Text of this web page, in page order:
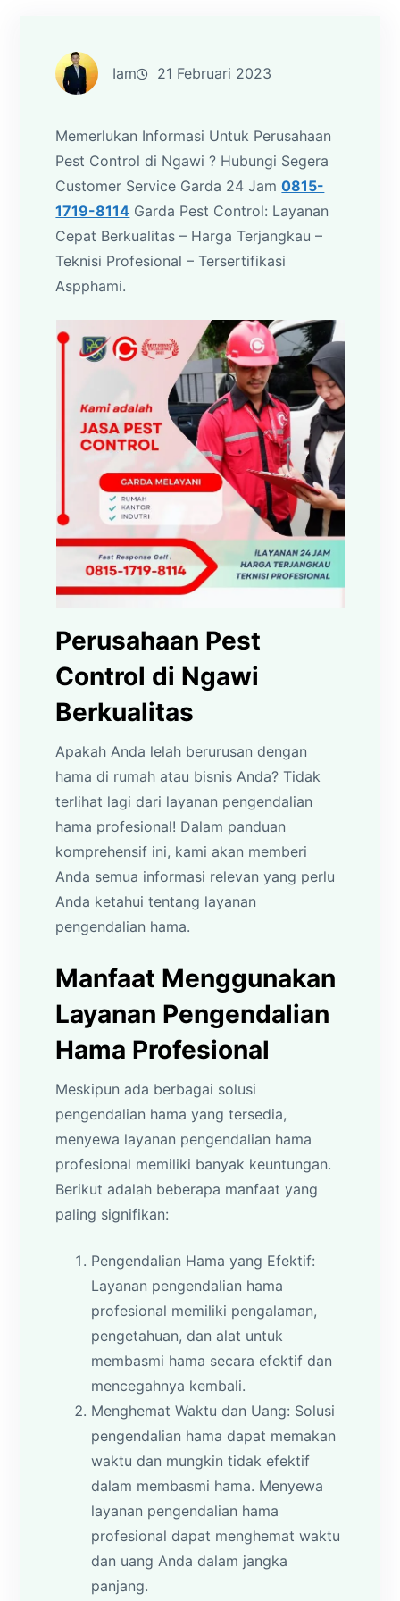
Iam 21 Februari 2023
Memerlukan Informasi Untuk Perusahaan
Pest Control di Ngawi ? Hubungi Segera
Customer Service Garda 24 Jam0815-
1719-8114 Garda Pest Control: Layanan
Cepat Berkualitas – Harga Terjangkau –
Teknisi Profesional – Tersertifikasi
Aspphami.
Perusahaan Pest
Control di Ngawi
Berkualitas
Apakah Anda lelah berurusan dengan
hama di rumah atau bisnis Anda? Tidak
terlihat lagi dari layanan pengendalian
hama profesional! Dalam panduan
komprehensif ini, kami akan memberi
Anda semua informasi relevan yang perlu
Anda ketahui tentang layanan
pengendalian hama.
Manfaat Menggunakan
Layanan Pengendalian
Hama Profesional
Meskipun ada berbagai solusi
pengendalian hama yang tersedia,
menyewa layanan pengendalian hama
profesional memiliki banyak keuntungan.
Berikut adalah beberapa manfaat yang
paling signifikan:
Pengendalian Hama yang Efektif:
Layanan pengendalian hama
profesional memiliki pengalaman,
pengetahuan, dan alat untuk
membasmi hama secara efektif dan
mencegahnya kembali.
Menghemat Waktu dan Uang: Solusi
pengendalian hama dapat memakan
waktu dan mungkin tidak efektif
dalam membasmi hama. Menyewa
layanan pengendalian hama
profesional dapat menghemat waktu
dan uang Anda dalam jangka
panjang.